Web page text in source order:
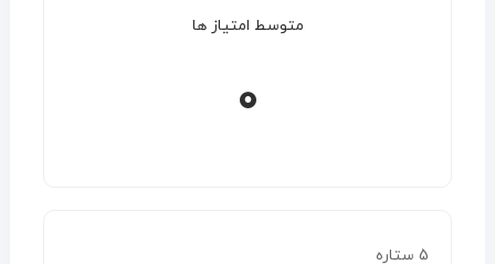
متوسط امتیاز ها
0
5 ستاره